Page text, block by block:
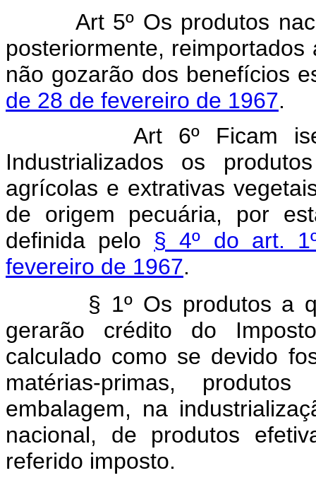
Art 5º Os produtos
posteriormente,
não gozarão dos benefícios
de 28 de fevereiro de 1967.
Art 6º Ficam
Industrializados os
agrícolas e extrativas
de origem pecuária, por
definida pelo § 4º do art.
fevereiro de 1967.
§ 1º Os produtos a
gerarão crédito do
calculado como se devido
matérias-primas,
embalagem, na
nacional, de produtos
referido imposto.